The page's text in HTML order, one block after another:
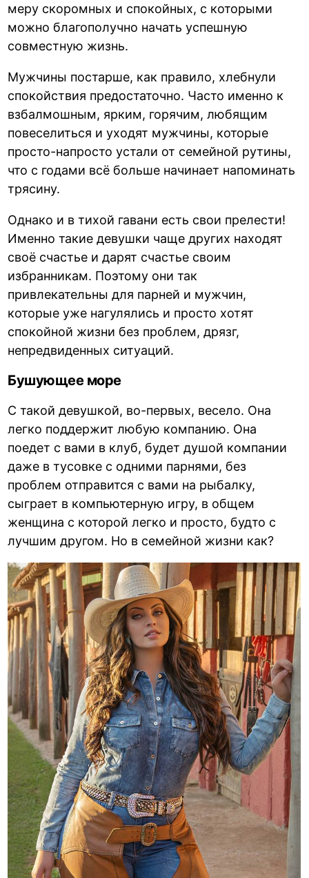
меру скоромных и спокойных, с которыми
можно благополучно начать успешную
совместную жизнь.
Мужчины постарше, как правило, хлебнули
спокойствия предостаточно. Часто именно к
взбалмошным, ярким, горячим, любящим
повеселиться и уходят мужчины, которые
просто-напросто устали от семейной рутины,
что с годами всё больше начинает напоминать
трясину.
Однако и в тихой гавани есть свои прелести!
Именно такие девушки чаще других находят
своё счастье и дарят счастье своим
избранникам. Поэтому они так
привлекательны для парней и мужчин,
которые уже нагулялись и просто хотят
спокойной жизни без проблем, дрязг,
непредвиденных ситуаций.
Бушующее море
С такой девушкой, во-первых, весело. Она
легко поддержит любую компанию. Она
поедет с вами в клуб, будет душой компании
даже в тусовке с одними парнями, без
проблем отправится с вами на рыбалку,
сыграет в компьютерную игру, в общем
женщина с которой легко и просто, будто с
лучшим другом. Но в семейной жизни как?